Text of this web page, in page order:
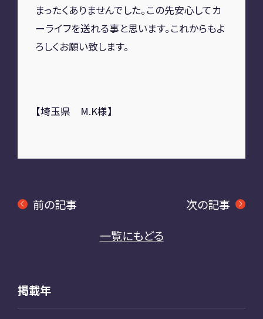
まったくありませんでした。この先安心してカ
ーライフを送れる事と思います。これからもよ
ろしくお願い致します。
【埼玉県 M.K様】
前の記事
一覧にもどる
次の記事
掲載年
RECRUIT
リクルート専用サイト